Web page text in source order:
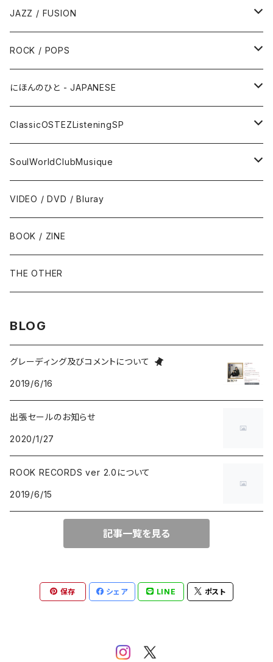
JAZZ / FUSION
ピアノ - Piano
サックス - Saxophone
トランペット - Trumpet
トロンボーン - Trombone
フルート/クラリネット - Flute / Clarinet
ヴァイヴ/オルガン - Vibraphone/organ
ギター・ベース・ドラム - g / b / ds
Accordion / Bandoneon
group / session
BLUE NOTE
にほんのJAZZ
big band / trad / swing
ROCK / POPS
50s-60s POPULAR VOCAL / OLDIES
SURF / INSTRO
FOLK / SSW
COUNTRY / BLUEGRASS
HILLBILLY / ROCKABILLY / R&R
70s-moderns POPS
NEO ROCKABILLY / PSYCHOBILLY
PROGRESSIVE ROCK / PSYCHEDELIA
GARAGE PUNK / TRASH PUNK
POWER POP / NEO MOD / PUB ROCK
PUNK ROCK
POP PUNK / MELODIC PUNK
NEO SKA / 2TONE / SKA PUNK
にほんのひと - JAPANESE
グループサウンズ - GS
にほんのポップス
アイドル
ニューミュージック / にほんのフォーク
にほんのロック
にほんのハードロック・ヘヴィメタル
歌謡曲
演歌 / 懐メロ
民謡・音頭・俗謡
落語・浪曲・芸能
ClassicOSTEZListeningSP
CLASSIC
サウンド・トラック/映画音楽 - SOUNDTRACKS
にほんのテレビ主題歌・テーマ
COMEDY / SPOKEN WORD / READING
NOVELTY / SABPM
現代音楽Contemporary / PostModern
AVANT / EXPERIMENTAL / NOISE
NEW AGE / HEALING
SP
SoulWorldClubMusique
SOUL / FUNK
BLUES
GOSPEL / CCM
ROOTS REGGAE / DUB
FOLKLORE - フォルクローレ
HAWAIIAN
LATIN / BRASIL / BOSSA NOVA
AFRO / CUBAN
VIDEO / DVD / Bluray
BOOK / ZINE
THE OTHER
BLOG
グレーディング及びコメントについて
2019/6/16
出張セールのお知らせ
2020/1/27
ROOK RECORDS ver 2.0について
2019/6/15
記事一覧を見る
保存 シェア LINE ポスト